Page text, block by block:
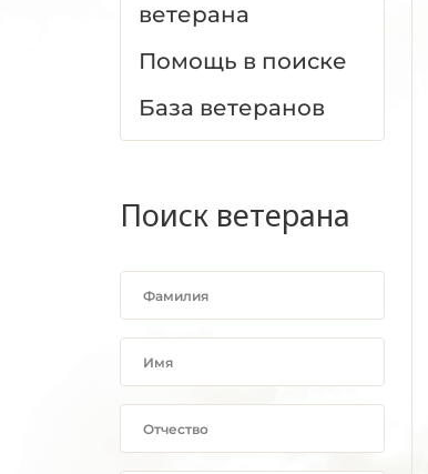
ветерана
Помощь в поиске
База ветеранов
Поиск ветерана